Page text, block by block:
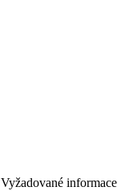
Vyžadované informace